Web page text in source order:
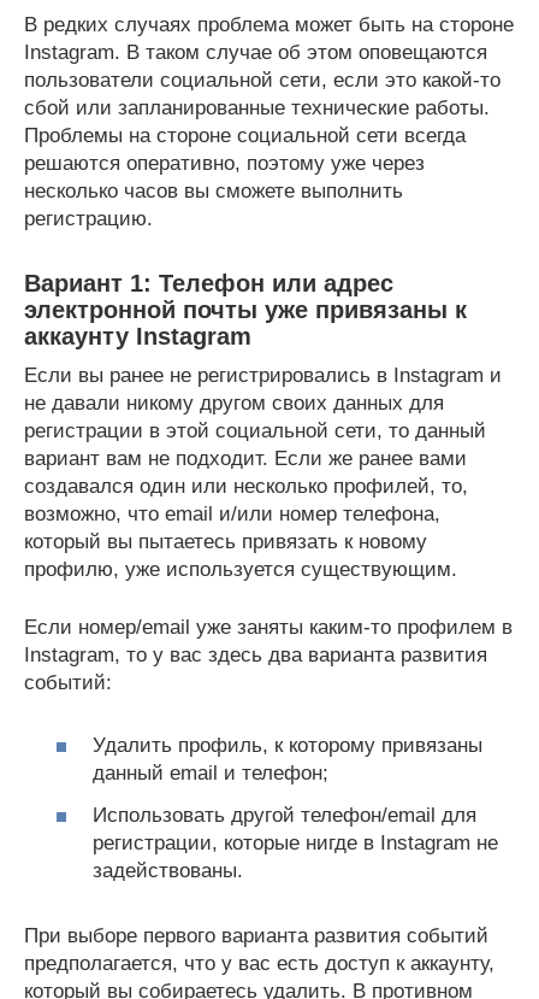
В редких случаях проблема может быть на стороне
Instagram. В таком случае об этом оповещаются
пользователи социальной сети, если это какой-то
сбой или запланированные технические работы.
Проблемы на стороне социальной сети всегда
решаются оперативно, поэтому уже через
несколько часов вы сможете выполнить
регистрацию.
Вариант 1: Телефон или адрес
электронной почты уже привязаны к
аккаунту Instagram
Если вы ранее не регистрировались в Instagram и
не давали никому другом своих данных для
регистрации в этой социальной сети, то данный
вариант вам не подходит. Если же ранее вами
создавался один или несколько профилей, то,
возможно, что email и/или номер телефона,
который вы пытаетесь привязать к новому
профилю, уже используется существующим.
Если номер/email уже заняты каким-то профилем в
Instagram, то у вас здесь два варианта развития
событий:
Удалить профиль, к которому привязаны
данный email и телефон;
Использовать другой телефон/email для
регистрации, которые нигде в Instagram не
задействованы.
При выборе первого варианта развития событий
предполагается, что у вас есть доступ к аккаунту,
который вы собираетесь удалить. В противном